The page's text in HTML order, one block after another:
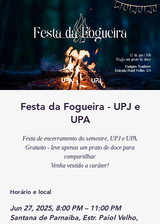
Festa da Fogueira - UPJ e
UPA
Festa de encerramento do semestre, UPJ e UPA.
Gratuito - leve apenas um prato de doce para
compartilhar.
Venha vestido a caráter!
Horário e local
Jun 27, 2025, 8:00 PM – 11:00 PM
Santana de Parnaíba, Estr. Paiol Velho,